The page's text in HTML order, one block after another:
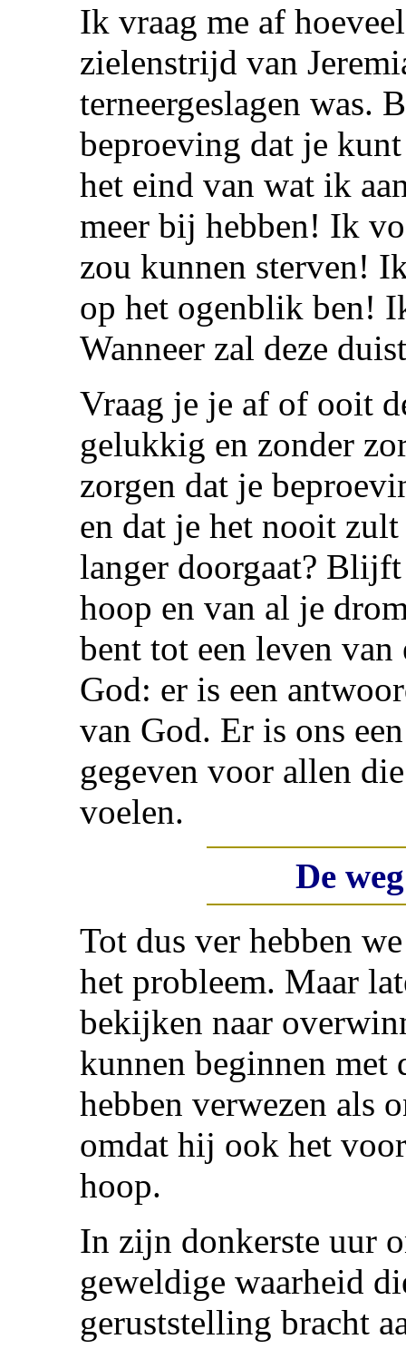
Ik vraag me af
zielenstrijd van
terneergeslagen was.
beproeving dat je
het eind van wat ik
meer bij hebben! Ik
zou kunnen sterven!
op het ogenblik ben!
Wanneer zal deze
Vraag je je af of ooit
gelukkig en zonder
zorgen dat je
en dat je het nooit
langer doorgaat?
hoop en van al je
bent tot een leven
God: er is een
van God. Er is ons
gegeven voor allen
voelen.
De
Tot dus ver hebben
het probleem. Maar
bekijken naar
kunnen beginnen met
hebben verwezen als
omdat hij ook het
hoop.
In zijn donkerste uur
geweldige waarheid
geruststelling bracht